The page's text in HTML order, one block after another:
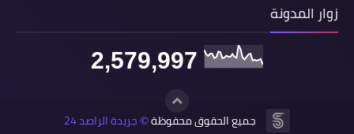
زوار المدونة
2,579,997
جميع الحقوق محفوظة© جريدة الراصد 24